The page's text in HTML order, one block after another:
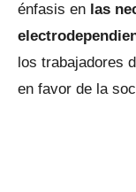
énfasis en las
los trabajadores
en favor de la